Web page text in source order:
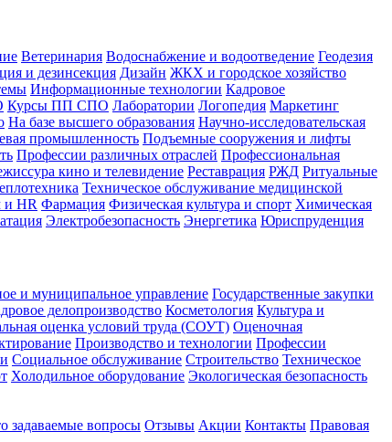
Ветеринария Водоснабжение и водоотведение Геодезия
и дезинсекция Дизайн ЖКХ и городское хозяйство
Информационные технологии Кадровое
Курсы ПП СПО Лаборатории Логопедия Маркетинг
На базе высшего образования Научно-исследовательская
промышленность Подъемные сооружения и лифты
Профессии различных отраслей Профессиональная
кино и телевидение Реставрация РЖД Ритуальные
Техническое обслуживание медицинской
и HR Фармация Физическая культура и спорт Химическая
Электробезопасность Энергетика Юриспруденция
и муниципальное управление Государственные закупки
делопроизводство Косметология Культура и
оценка условий труда (СОУТ) Оценочная
Производство и технологии Профессии
Социальное обслуживание Строительство Техническое
Холодильное оборудование Экологическая безопасность
задаваемые вопросы Отзывы Акции Контакты Правовая